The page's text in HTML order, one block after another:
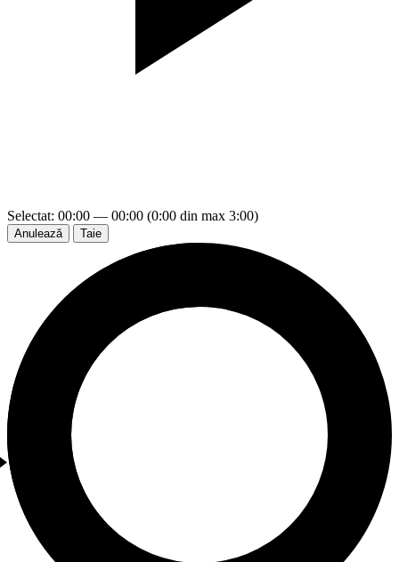
Selectat: 00:00 — 00:00 (0:00 din max 3:00)
Anulează Taie